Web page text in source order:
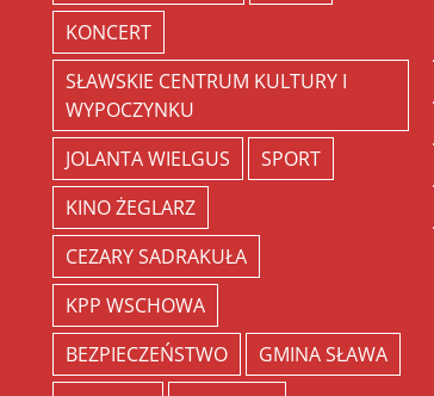
KONCERT
SŁAWSKIE CENTRUM KULTURY I
WYPOCZYNKU
JOLANTA WIELGUS
SPORT
KINO ŻEGLARZ
CEZARY SADRAKUŁA
KPP WSCHOWA
BEZPIECZEŃSTWO
GMINA SŁAWA